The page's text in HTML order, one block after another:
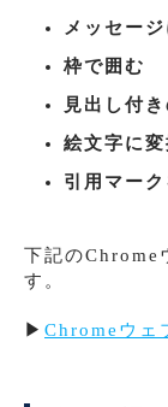
メッセー
枠で囲む
見出し付
絵文字に
引用マー
下記のChrome
す。
▶︎ Chromeウェ